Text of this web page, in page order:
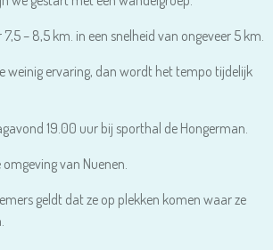
– 8,5 km. in een snelheid van ongeveer 5 km.
weinig ervaring, dan wordt het tempo tijdelijk
19.00 uur bij sporthal de Hongerman.
van Nuenen.
geldt dat ze op plekken komen waar ze